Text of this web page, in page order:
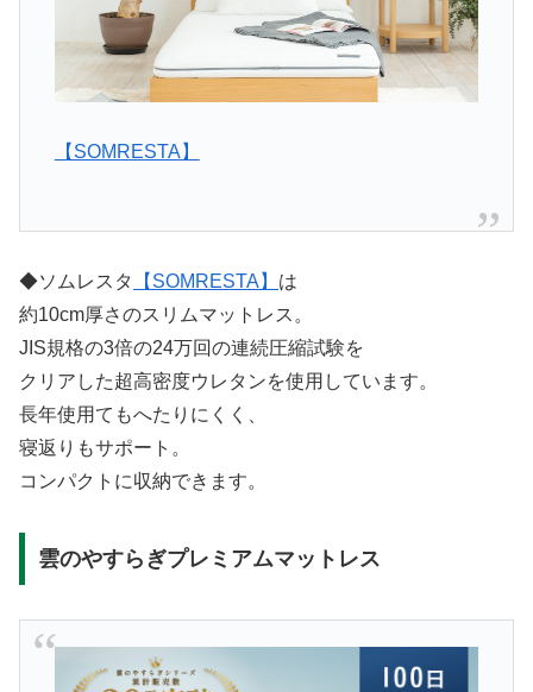
【SOMRESTA】
◆ソムレスタ 【SOMRESTA】 は
約10cm厚さのスリムマットレス。
JIS規格の3倍の24万回の連続圧縮試験を
クリアした超高密度ウレタンを使用しています。
長年使用てもへたりにくく、
寝返りもサポート。
コンパクトに収納できます。
雲のやすらぎプレミアムマットレス